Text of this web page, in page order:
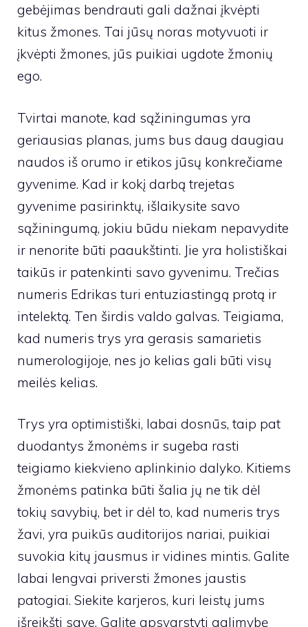
gebėjimas bendrauti gali dažnai įkvėpti
kitus žmones. Tai jūsų noras motyvuoti ir
įkvėpti žmones, jūs puikiai ugdote žmonių
ego.
Tvirtai manote, kad sąžiningumas yra
geriausias planas, jums bus daug daugiau
naudos iš orumo ir etikos jūsų konkrečiame
gyvenime. Kad ir kokį darbą trejetas
gyvenime pasirinktų, išlaikysite savo
sąžiningumą, jokiu būdu niekam nepavydite
ir nenorite būti paaukštinti. Jie yra holistiškai
taikūs ir patenkinti savo gyvenimu. Trečias
numeris Edrikas turi entuziastingą protą ir
intelektą. Ten širdis valdo galvas. Teigiama,
kad numeris trys yra gerasis samarietis
numerologijoje, nes jo kelias gali būti visų
meilės kelias.
Trys yra optimistiški, labai dosnūs, taip pat
duodantys žmonėms ir sugeba rasti
teigiamo kiekvieno aplinkinio dalyko. Kitiems
žmonėms patinka būti šalia jų ne tik dėl
tokių savybių, bet ir dėl to, kad numeris trys
žavi, yra puikūs auditorijos nariai, puikiai
suvokia kitų jausmus ir vidines mintis. Galite
labai lengvai priversti žmones jaustis
patogiai. Siekite karjeros, kuri leistų jums
išreikšti save. Galite apsvarstyti galimybę